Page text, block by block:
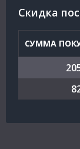
Cкидка
СУММА